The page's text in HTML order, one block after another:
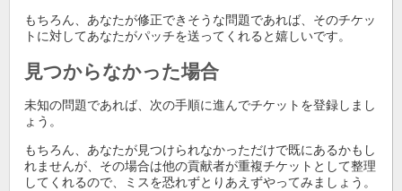
もちろん、あなたが修正できそうな問題であれば、そのチケッ
トに対してあなたがパッチを送ってくれると嬉しいです。
見つからなかった場合
未知の問題であれば、次の手順に進んでチケットを登録しまし
ょう。
もちろん、あなたが見つけられなかっただけで既にあるかもし
れませんが、その場合は他の貢献者が重複チケットとして整理
してくれるので、ミスを恐れずとりあえずやってみましょう。